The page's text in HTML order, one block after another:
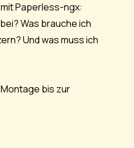
Paperless-ngx:
Was brauche ich
Und was muss ich
bis zur